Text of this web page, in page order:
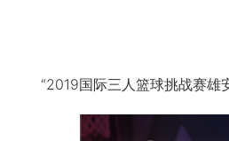
“2019国际三人篮球挑战赛雄